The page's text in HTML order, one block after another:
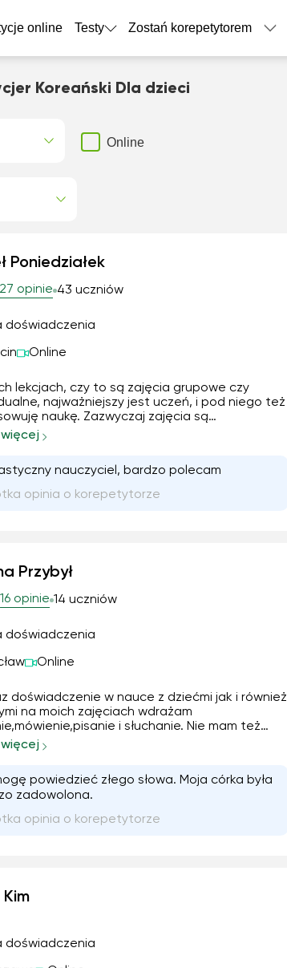
online Testy Zostań korepetytorem
Koreański Dla dzieci
Online
Poniedziałek
opinie 43 uczniów
doświadczenia
Online
lekcjach, czy to są zajęcia grupowe czy
najważniejszy jest uczeń, i pod niego też
naukę. Zazwyczaj zajęcia są
zbalansowane pod względem, mowy,
aby była jak najbardziej efektywna.
lekcja trwa od jednej do dwóch godzin
nauczyciel, bardzo polecam
opinia o korepetytorze
Przybył
16 opinie 14 uczniów
doświadczenia
Online
doświadczenie w nauce z dziećmi jak i również
na moich zajęciach wdrażam
i słuchanie. Nie mam też
jeśli lekcja musi być przełożona staram się
powiedzieć złego słowa. Moja córka była
zadowolona.
opinia o korepetytorze
Kim
doświadczenia